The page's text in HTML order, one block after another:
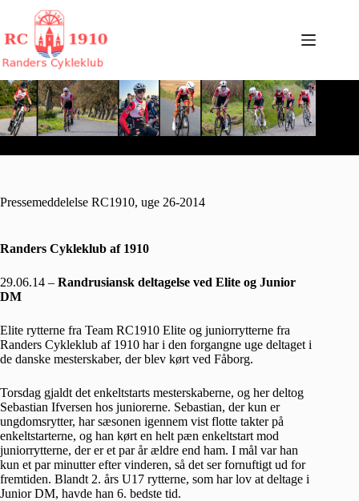
indhold
Pressemeddelelse RC1910, uge 26-2014
Randers Cykleklub af 1910
29.06.14 – Randrusiansk deltagelse ved Elite og Junior
DM
Elite rytterne fra Team RC1910 Elite og juniorrytterne fra
Randers Cykleklub af 1910 har i den forgangne uge deltaget i
de danske mesterskaber, der blev kørt ved Fåborg.
Torsdag gjaldt det enkeltstarts mesterskaberne, og her deltog
Sebastian Ifversen hos juniorerne. Sebastian, der kun er
ungdomsrytter, har sæsonen igennem vist flotte takter på
enkeltstarterne, og han kørt en helt pæn enkeltstart mod
juniorrytterne, der er et par år ældre end ham. I mål var han
kun et par minutter efter vinderen, så det ser fornuftigt ud for
fremtiden. Blandt 2. års U17 rytterne, som har lov at deltage i
Junior DM, havde han 6. bedste tid.